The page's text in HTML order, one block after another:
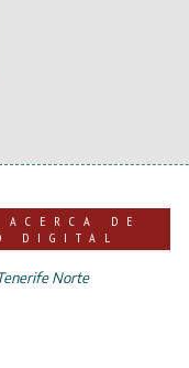
DE
DIGITAL
Norte